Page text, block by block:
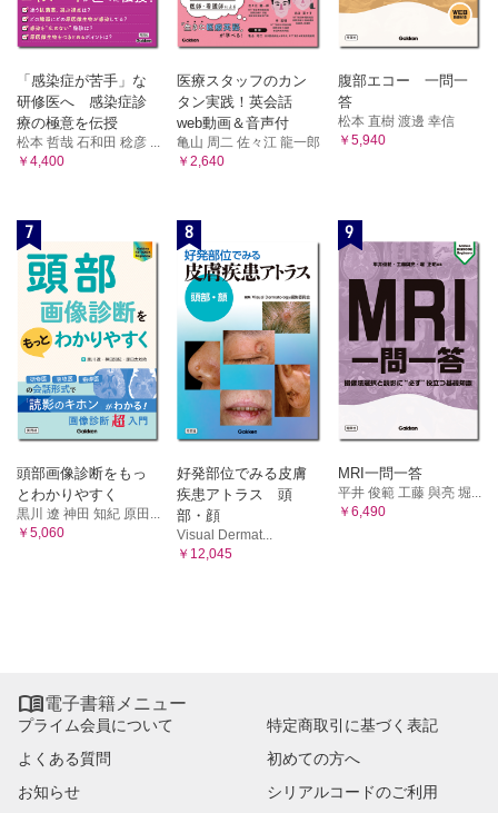
「感染症が苦手」な
研修医へ 感染症診
療の極意を伝授
松本 哲哉 石和田 稔彦 ...
￥4,400
医療スタッフのカン
タン実践！英会話
web動画＆音声付
亀山 周二 佐々江 龍一郎
￥2,640
腹部エコー 一問一
答
松本 直樹 渡邊 幸信
￥5,940
7
頭部画像診断をもっ
とわかりやすく
黒川 遼 神田 知紀 原田...
￥5,060
8
好発部位でみる皮膚
疾患アトラス 頭
部・顔
Visual Dermat...
￥12,045
9
MRI一問一答
平井 俊範 工藤 與亮 堀...
￥6,490
電子書籍メニュー
プライム会員について
特定商取引に基づく表記
よくある質問
初めての方へ
お知らせ
シリアルコードのご利用